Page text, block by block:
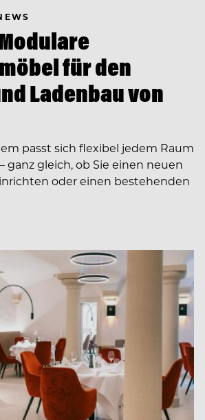
für den
Ladenbau von
passt sich flexibel jedem Raum
ganz gleich, ob Sie einen neuen
oder einen bestehenden